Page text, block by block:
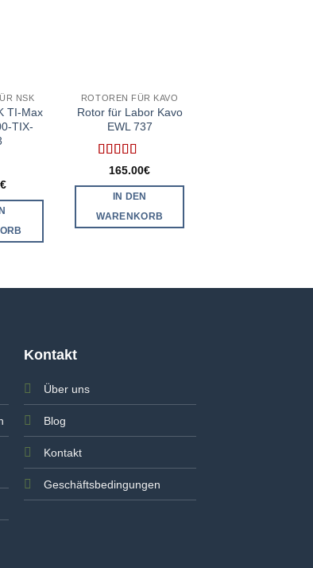
NSK
TI-Max
TIX-
€
ROTOREN FÜR KAVO
Rotor für Labor Kavo
EWL 737
Bewertet
165.00€
IN DEN
WARENKORB
Kontakt
Über uns
Blog
Kontakt
Geschäftsbedingungen